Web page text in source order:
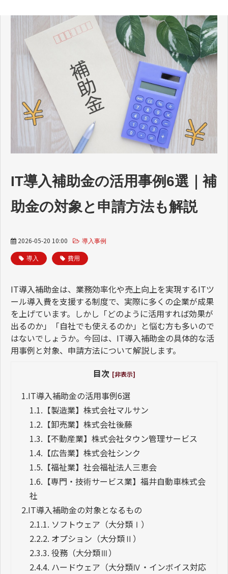
IT導入補助金の活用事例6選｜補
助金の対象と申請方法も解説
2026-05-20 10:00 導入事例
導入 費用
IT導入補助金は、業務効率化や売上向上を実現するITツ
ール導入費を支援する制度で、実際に多くの企業が成果
を上げています。しかし「どのように活用すれば効果が
出るのか」「自社でも使えるのか」と悩む方も多いので
はないでしょうか。今回は、 IT導入補助金の具体的な活
用事例と対象、申請方法について解説します。
目次 [非表示]
1.IT導入補助金の活用事例6選
1.1. 【製造業】株式会社マルサン
1.2. 【卸売業】株式会社後藤
1.3. 【不動産業】株式会社タウン管理サービス
1.4. 【広告業】株式会社シンク
1.5. 【福祉業】社会福祉法人三恵会
1.6. 【専門・技術サービス業】福井自動車株式会
社
2.IT導入補助金の対象となるもの
2.1.1. ソフトウェア（大分類Ⅰ）
2.2.2. オプション（大分類Ⅱ）
2.3.3. 役務（大分類Ⅲ）
2.4.4. ハードウェア（大分類Ⅳ・インボイス対応